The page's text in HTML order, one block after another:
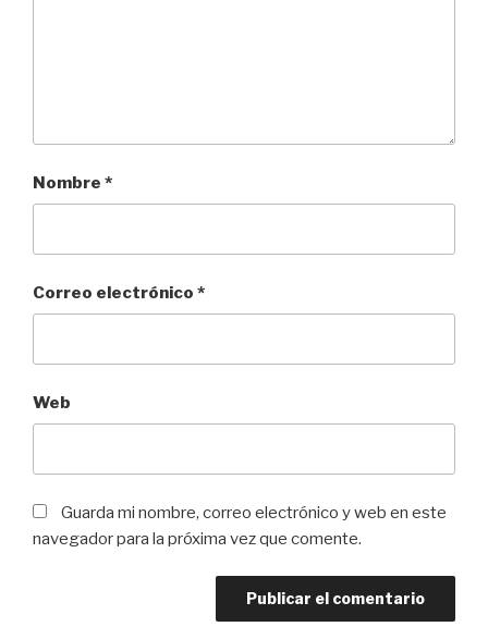
Nombre *
Correo electrónico *
Web
Guarda mi nombre, correo electrónico y web en este
navegador para la próxima vez que comente.